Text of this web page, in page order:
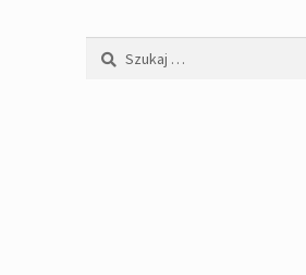
Szukaj: